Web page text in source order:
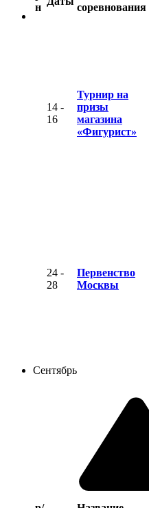
н
соревнования
14 -
16
Турнир на
призы
магазина
«Фигурист»
24 -
28
Первенство
Москвы
Сентябрь